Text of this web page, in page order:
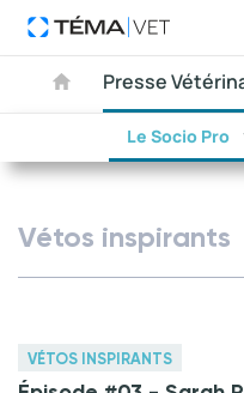
Presse
Le Socio Pro
Vétos inspirants
VÉTOS INSPIRANTS